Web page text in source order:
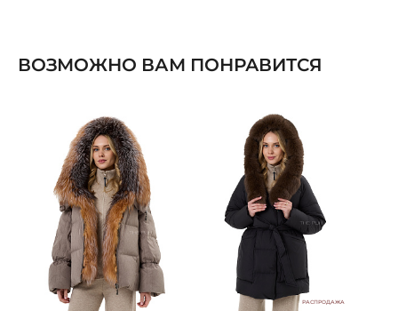
ВОЗМОЖНО ВАМ ПОНРАВИТСЯ
РАСПРОДАЖА